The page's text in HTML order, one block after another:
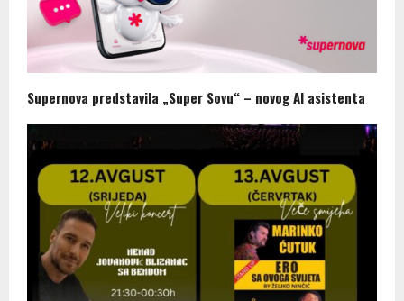
Supernova predstavila „Super Sovu“ – novog AI asistenta